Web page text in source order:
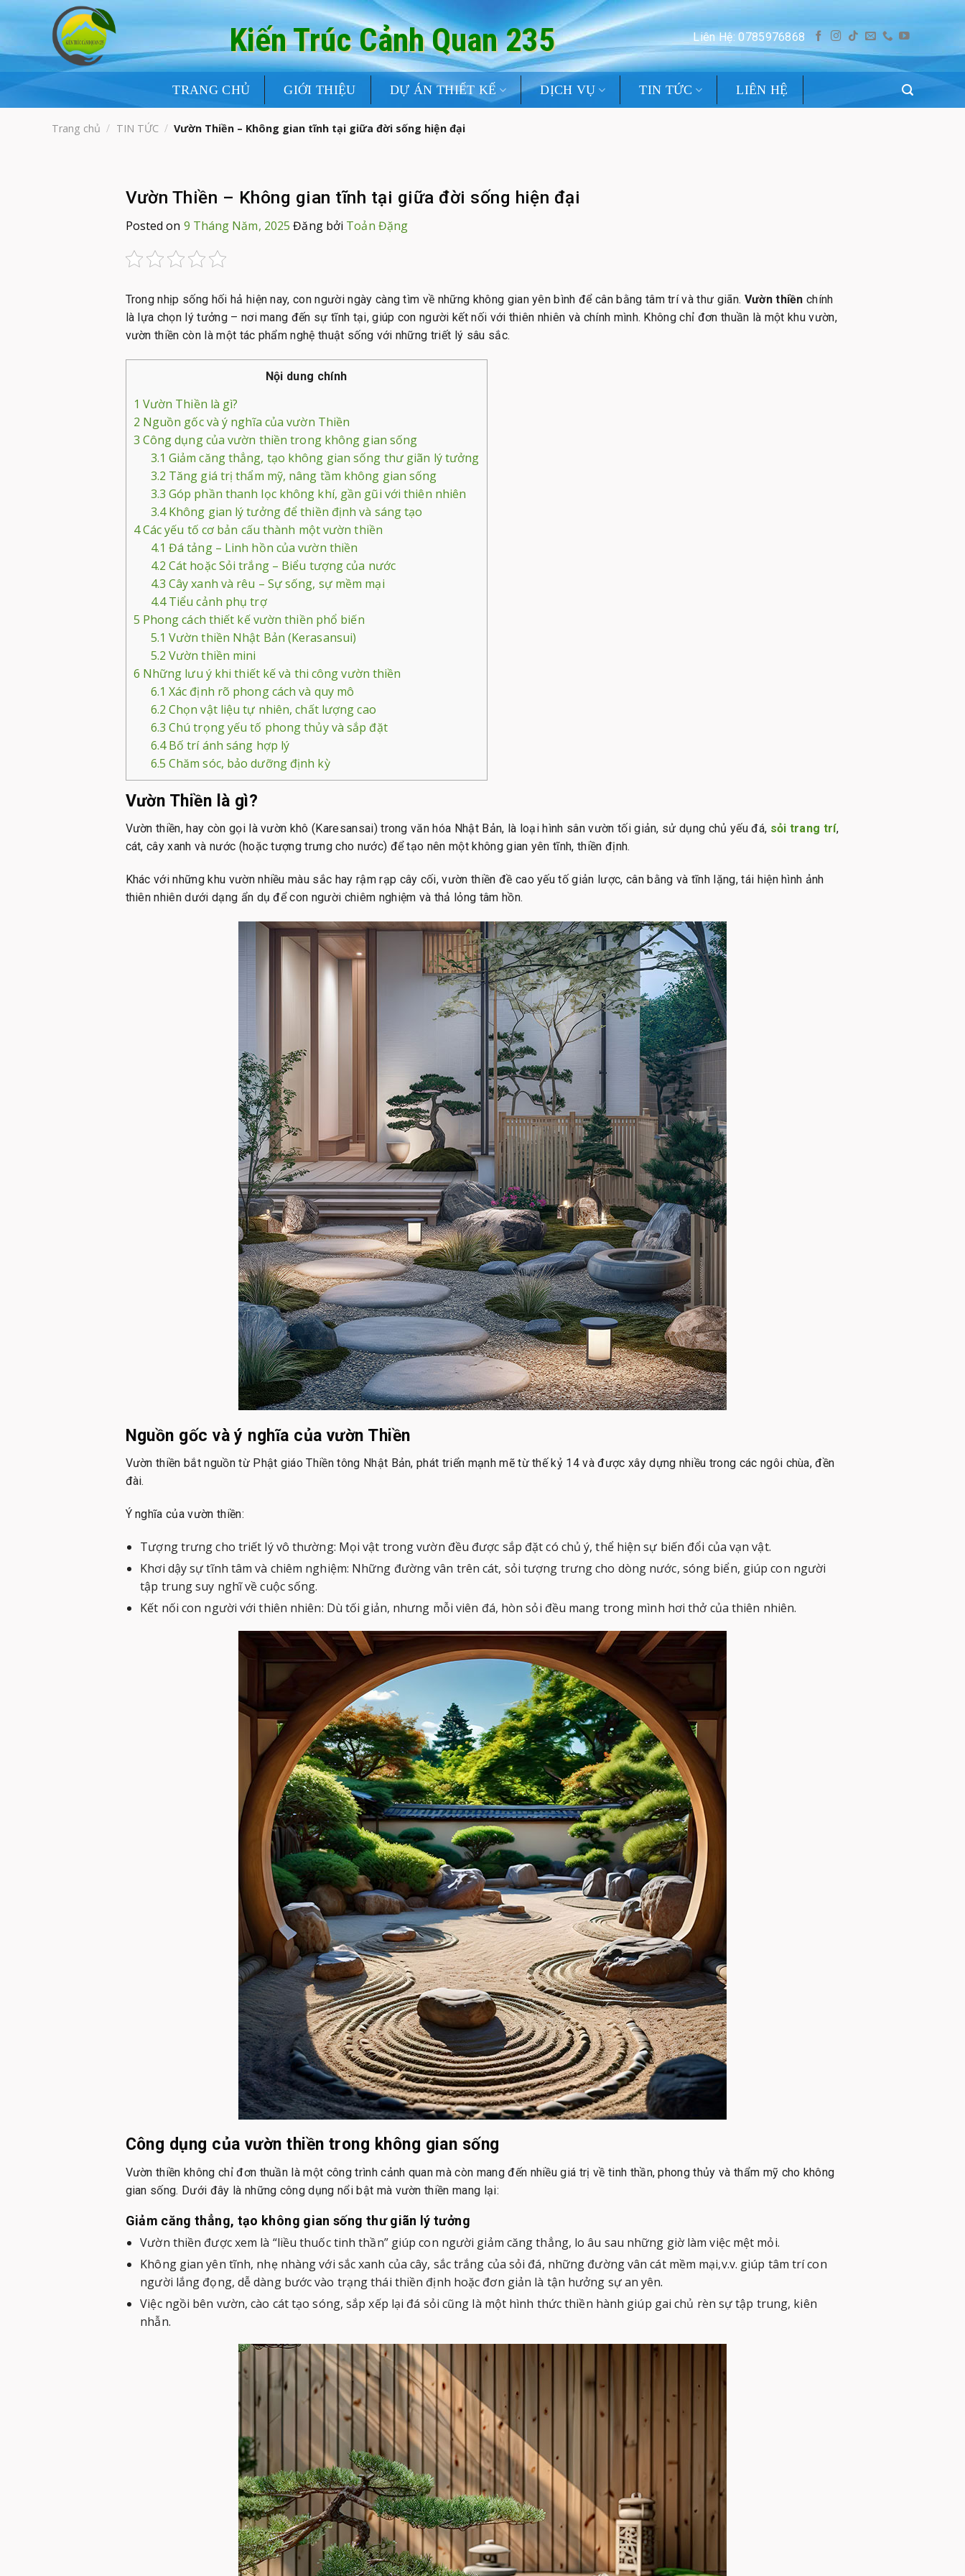
Kiến Trúc Cảnh Quan 235 Liên Hệ: 0785976868
TRANG CHỦ GIỚI THIỆU DỰ ÁN THIẾT KẾ DỊCH VỤ TIN TỨC LIÊN HỆ
Trang chủ / TIN TỨC / Vườn Thiền – Không gian tĩnh tại giữa đời sống hiện đại
Vườn Thiền – Không gian tĩnh tại giữa đời sống hiện đại
Posted on 9 Tháng Năm, 2025 Đăng bởi Toản Đặng
Trong nhịp sống hối hả hiện nay, con người ngày càng tìm về những không gian yên bình để cân bằng tâm trí và thư giãn. Vườn thiền chính
là lựa chọn lý tưởng – nơi mang đến sự tĩnh tại, giúp con người kết nối với thiên nhiên và chính mình. Không chỉ đơn thuần là một khu vườn,
vườn thiền còn là một tác phẩm nghệ thuật sống với những triết lý sâu sắc.
Nội dung chính
1 Vườn Thiền là gì?
2 Nguồn gốc và ý nghĩa của vườn Thiền
3 Công dụng của vườn thiền trong không gian sống
3.1 Giảm căng thẳng, tạo không gian sống thư giãn lý tưởng
3.2 Tăng giá trị thẩm mỹ, nâng tầm không gian sống
3.3 Góp phần thanh lọc không khí, gần gũi với thiên nhiên
3.4Không gian lý tưởng để thiền định và sáng tạo
4Các yếu tố cơ bản cấu thành một vườn thiền
4.1 Đá tảng – Linh hồn của vườn thiền
4.2 Cát hoặc Sỏi trắng – Biểu tượng của nước
4.3 Cây xanh và rêu – Sự sống, sự mềm mại
4.4Tiểu cảnh phụ trợ
5 Phong cách thiết kế vườn thiền phổ biến
5.1 Vườn thiền Nhật Bản (Kerasansui)
5.2 Vườn thiền mini
6 Những lưu ý khi thiết kế và thi công vườn thiền
6.1 Xác định rõ phong cách và quy mô
6.2 Chọn vật liệu tự nhiên, chất lượng cao
6.3 Chú trọng yếu tố phong thủy và sắp đặt
6.4Bố trí ánh sáng hợp lý
6.5 Chăm sóc, bảo dưỡng định kỳ
Vườn Thiền là gì?
Vườn thiền, hay còn gọi là vườn khô (Karesansai) trong văn hóa Nhật Bản, là loại hình sân vườn tối giản, sử dụng chủ yếu đá, sỏi trang trí,
cát, cây xanh và nước (hoặc tượng trưng cho nước) để tạo nên một không gian yên tĩnh, thiền định.
Khác với những khu vườn nhiều màu sắc hay rậm rạp cây cối, vườn thiền đề cao yếu tố giản lược, cân bằng và tĩnh lặng, tái hiện hình ảnh
thiên nhiên dưới dạng ẩn dụ để con người chiêm nghiệm và thả lỏng tâm hồn.
Nguồn gốc và ý nghĩa của vườn Thiền
Vườn thiền bắt nguồn từ Phật giáo Thiền tông Nhật Bản, phát triển mạnh mẽ từ thế kỷ 14 và được xây dựng nhiều trong các ngôi chùa, đền
đài.
Ý nghĩa của vườn thiền:
Tượng trưng cho triết lý vô thường: Mọi vật trong vườn đều được sắp đặt có chủ ý, thể hiện sự biến đổi của vạn vật.
Khơi dậy sự tĩnh tâm và chiêm nghiệm: Những đường vân trên cát, sỏi tượng trưng cho dòng nước, sóng biển, giúp con người
tập trung suy nghĩ về cuộc sống.
Kết nối con người với thiên nhiên: Dù tối giản, nhưng mỗi viên đá, hòn sỏi đều mang trong mình hơi thở của thiên nhiên.
Công dụng của vườn thiền trong không gian sống
Vườn thiền không chỉ đơn thuần là một công trình cảnh quan mà còn mang đến nhiều giá trị về tinh thần, phong thủy và thẩm mỹ cho không
gian sống. Dưới đây là những công dụng nổi bật mà vườn thiền mang lại:
Giảm căng thẳng, tạo không gian sống thư giãn lý tưởng
Vườn thiền được xem là “liều thuốc tinh thần” giúp con người giảm căng thẳng, lo âu sau những giờ làm việc mệt mỏi.
Không gian yên tĩnh, nhẹ nhàng với sắc xanh của cây, sắc trắng của sỏi đá, những đường vân cát mềm mại,v.v. giúp tâm trí con
người lắng đọng, dễ dàng bước vào trạng thái thiền định hoặc đơn giản là tận hưởng sự an yên.
Việc ngồi bên vườn, cào cát tạo sóng, sắp xếp lại đá sỏi cũng là một hình thức thiền hành giúp gai chủ rèn sự tập trung, kiên
nhẫn.